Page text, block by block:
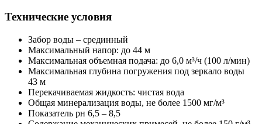
Технические условия
Забор воды – срединный
Максимальный напор: до 44 м
Максимальная объемная подача: до 6,0 м³/ч (100 л/мин)
Максимальная глубина погружения под зеркало воды
43 м
Перекачиваемая жидкость: чистая вода
Общая минерализация воды, не более 1500 мг/м³
Показатель рн 6,5 – 8,5